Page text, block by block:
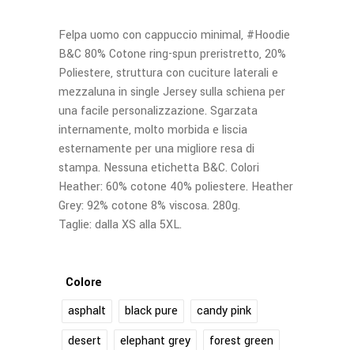
Felpa uomo con cappuccio minimal, #Hoodie
B&C 80% Cotone ring-spun preristretto, 20%
Poliestere, struttura con cuciture laterali e
mezzaluna in single Jersey sulla schiena per
una facile personalizzazione. Sgarzata
internamente, molto morbida e liscia
esternamente per una migliore resa di
stampa. Nessuna etichetta B&C. Colori
Heather: 60% cotone 40% poliestere. Heather
Grey: 92% cotone 8% viscosa. 280g.
Taglie: dalla XS alla 5XL.
Colore
asphalt
black pure
candy pink
desert
elephant grey
forest green